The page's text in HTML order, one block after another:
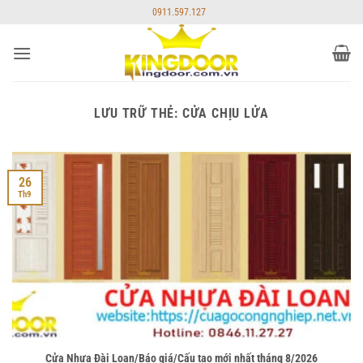
nội
0911.597.127
LƯU TRỮ THẺ: CỬA CHỊU LỬA
Cửa Nhựa Đài Loan/Báo giá/Cấu tạo mới nhất tháng 8/2026
26
Th9